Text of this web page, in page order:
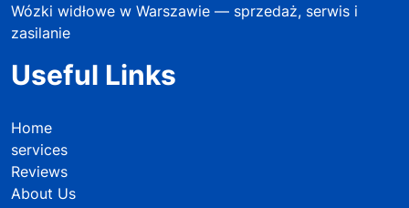
Wózki widłowe w Warszawie — sprzedaż, serwis i
zasilanie
Useful Links
Home
services
Reviews
About Us